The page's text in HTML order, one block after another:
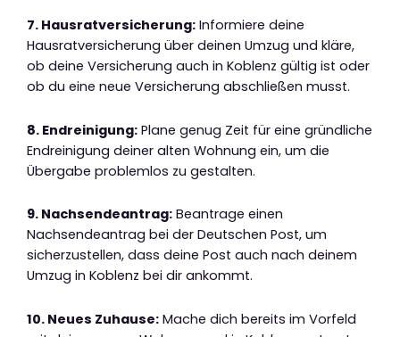
7. Hausratversicherung: Informiere deine
Hausratversicherung über deinen Umzug und kläre,
ob deine Versicherung auch in Koblenz gültig ist oder
ob du eine neue Versicherung abschließen musst.
8. Endreinigung: Plane genug Zeit für eine gründliche
Endreinigung deiner alten Wohnung ein, um die
Übergabe problemlos zu gestalten.
9. Nachsendeantrag: Beantrage einen
Nachsendeantrag bei der Deutschen Post, um
sicherzustellen, dass deine Post auch nach deinem
Umzug in Koblenz bei dir ankommt.
10. Neues Zuhause: Mache dich bereits im Vorfeld